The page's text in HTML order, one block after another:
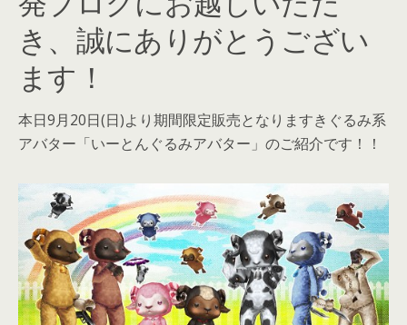
き、誠にありがとうござい
ます！
本日9月20日(日)より期間限定販売となりますきぐるみ系
アバター「いーとんぐるみアバター」のご紹介です！！